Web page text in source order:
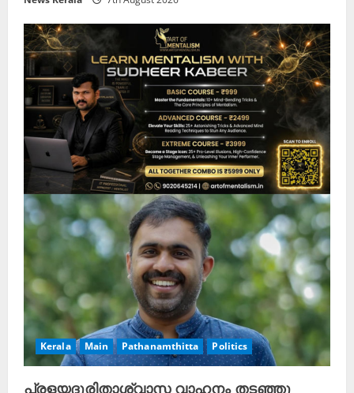
Kerala Main Pathanamthitta Politics
പ്രളയദുരിതാശ്വാസ വാഹനം തടഞ്ഞു